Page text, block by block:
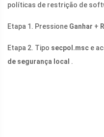
políticas de restrição de
Etapa 1. Pressione Ganhar + R
Etapa 2. Tipo secpol.msc e
de segurança local .